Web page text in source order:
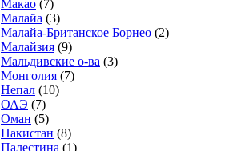
Макао (7)
Малайа (3)
Малайа-Британское Борнео (2)
Малайзия (9)
Мальдивские о-ва (3)
Монголия (7)
Непал (10)
ОАЭ (7)
Оман (5)
Пакистан (8)
Палестина (1)